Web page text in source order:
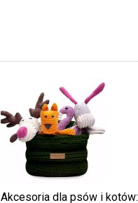
Akcesoria dla psów i kotów: